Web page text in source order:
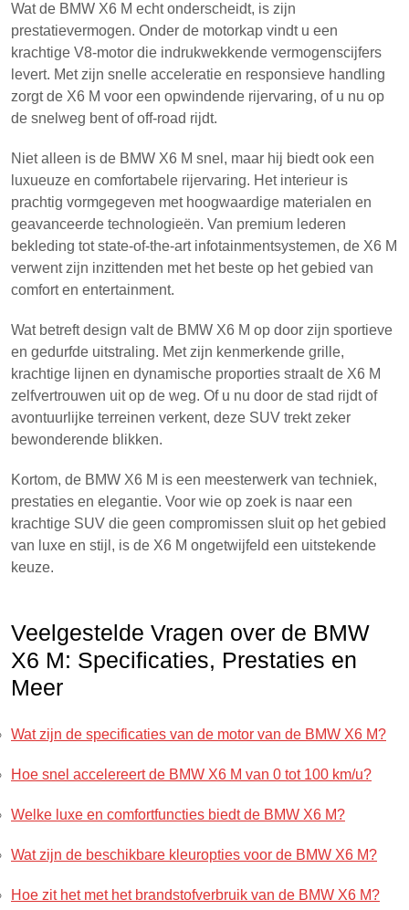
Wat de BMW X6 M echt onderscheidt, is zijn
prestatievermogen. Onder de motorkap vindt u een
krachtige V8-motor die indrukwekkende vermogenscijfers
levert. Met zijn snelle acceleratie en responsieve handling
zorgt de X6 M voor een opwindende rijervaring, of u nu op
de snelweg bent of off-road rijdt.
Niet alleen is de BMW X6 M snel, maar hij biedt ook een
luxueuze en comfortabele rijervaring. Het interieur is
prachtig vormgegeven met hoogwaardige materialen en
geavanceerde technologieën. Van premium lederen
bekleding tot state-of-the-art infotainmentsystemen, de X6 M
verwent zijn inzittenden met het beste op het gebied van
comfort en entertainment.
Wat betreft design valt de BMW X6 M op door zijn sportieve
en gedurfde uitstraling. Met zijn kenmerkende grille,
krachtige lijnen en dynamische proporties straalt de X6 M
zelfvertrouwen uit op de weg. Of u nu door de stad rijdt of
avontuurlijke terreinen verkent, deze SUV trekt zeker
bewonderende blikken.
Kortom, de BMW X6 M is een meesterwerk van techniek,
prestaties en elegantie. Voor wie op zoek is naar een
krachtige SUV die geen compromissen sluit op het gebied
van luxe en stijl, is de X6 M ongetwijfeld een uitstekende
keuze.
Veelgestelde Vragen over de BMW
X6 M: Specificaties, Prestaties en
Meer
Wat zijn de specificaties van de motor van de BMW X6 M?
Hoe snel accelereert de BMW X6 M van 0 tot 100 km/u?
Welke luxe en comfortfuncties biedt de BMW X6 M?
Wat zijn de beschikbare kleuropties voor de BMW X6 M?
Hoe zit het met het brandstofverbruik van de BMW X6 M?